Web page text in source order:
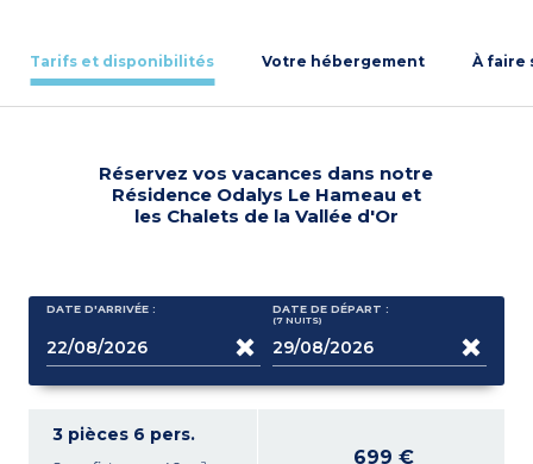
Tarifs et disponibilités Votre hébergement À faire
Réservez vos vacances dans notre
Résidence Odalys Le Hameau et
les Chalets de la Vallée d'Or
DATE D'ARRIVÉE : DATE DE DÉPART :
(7 NUITS)
3 pièces 6 pers.
699 €